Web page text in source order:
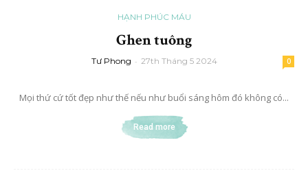
HẠNH PHÚC MÁU
Ghen tuông
Tư Phong - 27th Tháng 5 2024 0
Mọi thứ cứ tốt đẹp như thế nếu như buổi sáng hôm đó không có...
Read more